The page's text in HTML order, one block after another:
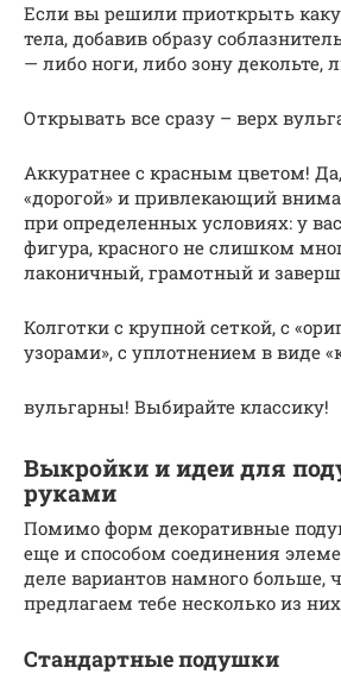
Если вы решили приоткрыть
тела, добавив образу
— либо ноги, либо зону декольте,
Открывать все сразу – верх
Аккуратнее с красным цветом!
«дорогой» и привлекающий
при определенных условиях: у
фигура, красного не слишком
лаконичный, грамотный и
Колготки с крупной сеткой, с
узорами», с уплотнением в виде
вульгарны! Выбирайте классику!
Выкройки и идеи для
руками
Помимо форм декоративные
еще и способом соединения
деле вариантов намного больше,
предлагаем тебе несколько из
Стандартные подушки